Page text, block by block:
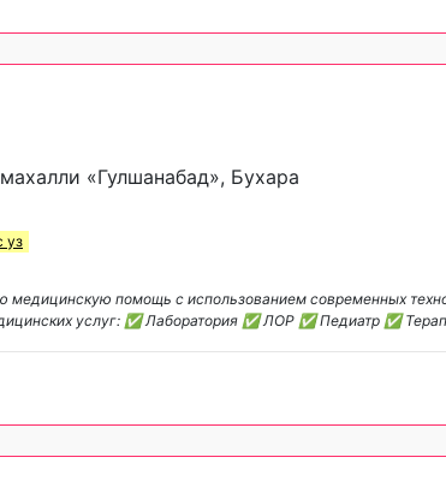
«Гулшанабад», Бухара
уз
медицинскую помощь с использованием современных
услуг: ✅ Лаборатория ✅ ЛОР ✅ Педиатр ✅